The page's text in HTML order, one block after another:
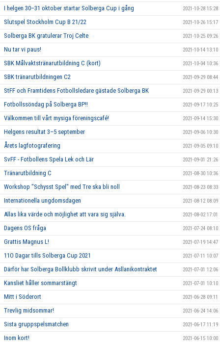
I helgen 30–31 oktober startar Solberga Cup i gång 2021-10-28 15:28
Slutspel Stockholm Cup B 21/22 2021-10-26 15:17
Solberga BK gratulerar Troj Celte 2021-10-25 09:26
Nu tar vi paus! 2021-10-14 13:10
SBK Målvaktstränarutbildning C (kort) 2021-10-04 10:36
SBK tränarutbildningen C2 2021-09-29 08:44
StFF och Framtidens Fotbollsledare gästade Solberga BK 2021-09-29 00:13
Fotbollssöndag på Solberga BP!! 2021-09-17 10:25
Välkommen till vårt mysiga föreningscafé! 2021-09-14 15:30
Helgens resultat 3–5 september 2021-09-06 10:30
Årets lagfotografering 2021-09-05 09:10
SvFF - Fotbollens Spela Lek och Lär 2021-09-01 21:26
Tränarutbildning C 2021-08-30 10:36
Workshop "Schysst Spel" med Tre ska bli noll 2021-08-23 08:33
Internationella ungdomsdagen 2021-08-12 08:09
Allas lika värde och möjlighet att vara sig själva. 2021-08-02 17:01
Dagens OS fråga 2021-07-24 08:10
Grattis Magnus L! 2021-07-19 14:47
11O Dagar tills Solberga Cup 2021 2021-07-11 10:07
Därför har Solberga Bollklubb skrivit under Asllanikontraktet 2021-07-01 12:06
Kansliet håller sommarstängt 2021-07-01 10:10
Mitt i Söderort 2021-06-28 09:11
Trevlig midsommar! 2021-06-24 14:06
Sista gruppspelsmatchen 2021-06-17 11:19
Inom kort! 2021-06-15 10:00